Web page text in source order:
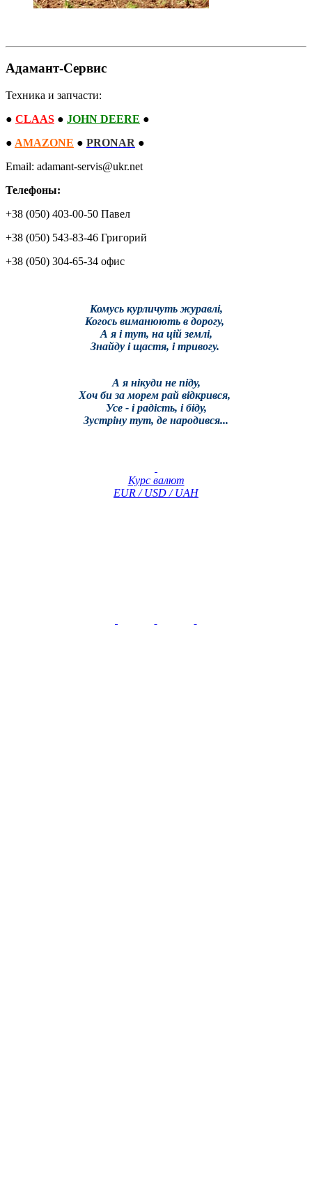
Адамант-Сервис
Техника и запчасти:
● CLAAS ● JOHN DEERE ●
● AMAZONE ● PRONAR ●
Email: adamant-servis@ukr.net
Телефоны:
+38 (050) 403-00-50 Павел
+38 (050) 543-83-46 Григорий
+38 (050) 304-65-34 офис
Комусь курличуть журавлі,
Когось виманюють в дорогу,
А я і тут, на цій землі,
Знайду і щастя, і тривогу.
А я нікуди не піду,
Хоч би за морем рай відкрився,
Усе - і радість, і біду,
Зустріну тут, де народився...
Курс валют
EUR / USD / UAH